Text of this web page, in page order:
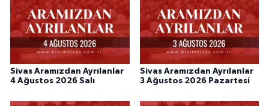
Sivas Aramızdan Ayrılanlar
4 Ağustos 2026 Salı
Sivas Aramızdan Ayrılanlar
3 Ağustos 2026 Pazartesi